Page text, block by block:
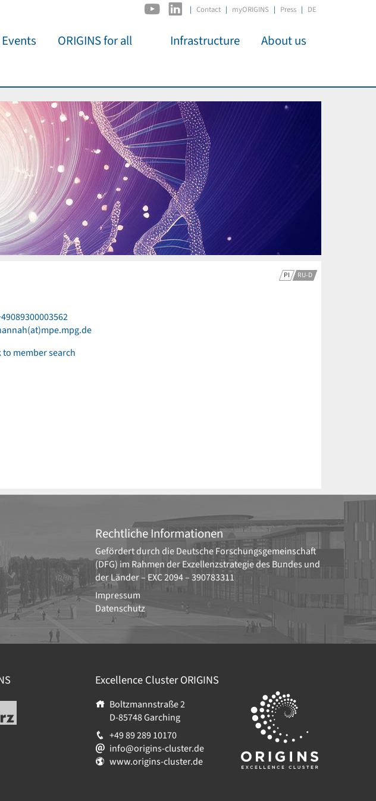
| Contact myORIGINS Press DE
ORIGINS for all
Wissenschaft für
jedermann
Für Schulen
Lecture Pool
Infrastructure
ODSL / ODC
D-Hub
CORE
About us
Panels
PI RU-D
to member search
Rechtliche Informationen
Gefördert durch dieDeutsche Forschungsgemeinschaft
(DFG) im Rahmen der Exzellenzstrategie des Bundes und
der Länder – EXC 2094 – 390783311
Impressum
Datenschutz
Excellence ClusterORIGINS
Boltzmannstraße 2
D-85748Garching
+49 89 289 10170
info@origins-cluster.de
www.origins-cluster.de